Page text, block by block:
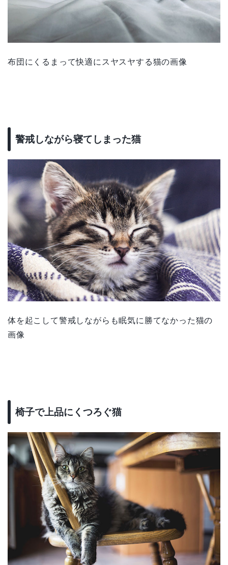
布団にくるまって快適にスヤスヤする猫の画像
警戒しながら寝てしまった猫
体を起こして警戒しながらも眠気に勝てなかった猫の
画像
椅子で上品にくつろぐ猫